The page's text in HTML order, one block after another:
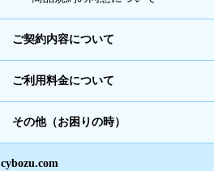
ご契約内容について
ご利用料金について
その他（お困りの時）
cybozu.com